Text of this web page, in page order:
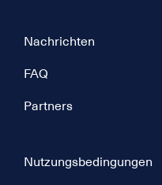
Nachrichten
FAQ
Partners
Nutzungsbedingungen